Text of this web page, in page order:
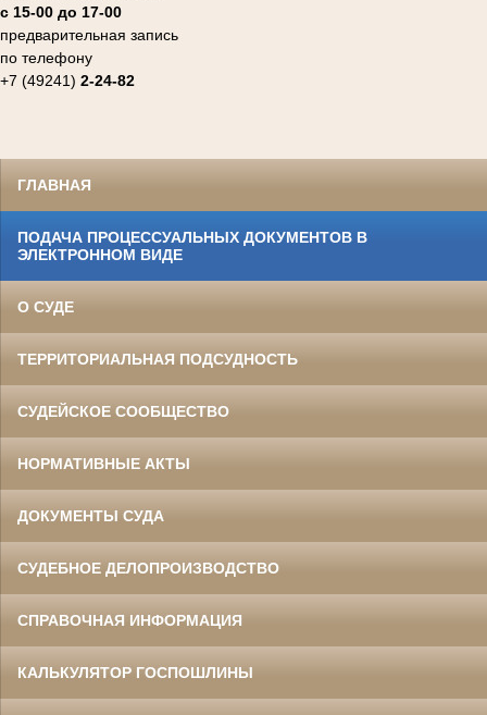
с 15-00 до 17-00
предварительная запись
по телефону
+7 (49241) 2-24-82
ГЛАВНАЯ
ПОДАЧА ПРОЦЕССУАЛЬНЫХ ДОКУМЕНТОВ В
ЭЛЕКТРОННОМ ВИДЕ
О СУДЕ
ТЕРРИТОРИАЛЬНАЯ ПОДСУДНОСТЬ
СУДЕЙСКОЕ СООБЩЕСТВО
НОРМАТИВНЫЕ АКТЫ
ДОКУМЕНТЫ СУДА
СУДЕБНОЕ ДЕЛОПРОИЗВОДСТВО
СПРАВОЧНАЯ ИНФОРМАЦИЯ
КАЛЬКУЛЯТОР ГОСПОШЛИНЫ